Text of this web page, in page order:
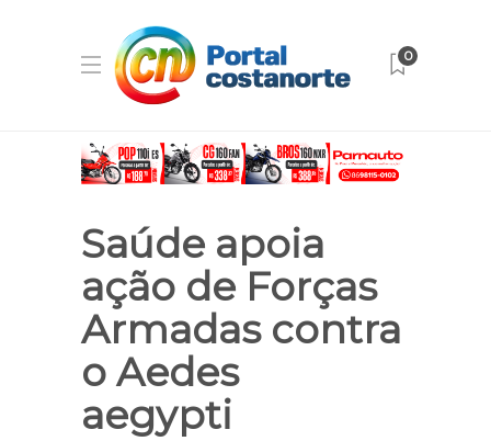
0
Saúde apoia
ação de Forças
Armadas contra
o Aedes
aegypti